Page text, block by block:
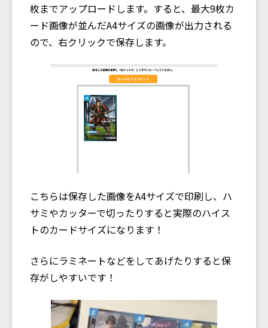
枚までアップロードします。すると、最大9枚カ
ード画像が並んだA4サイズの画像が出力される
ので、右クリックで保存します。
こちらは保存した画像をA4サイズで印刷し、ハ
サミやカッターで切ったりすると実際のハイス
トのカードサイズになります！
さらにラミネートなどをしてあげたりすると保
存がしやすいです！